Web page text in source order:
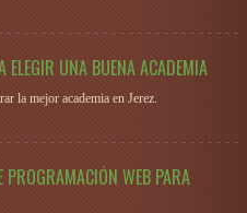
ELEGIR UNA BUENA ACADEMIA
la mejor academia en Jerez.
PROGRAMACIÓN WEB PARA